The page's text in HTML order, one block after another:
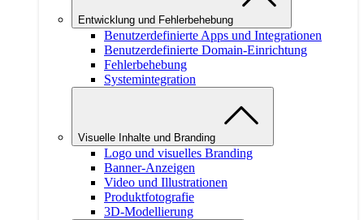
Entwicklung und Fehlerbehebung
Benutzerdefinierte Apps und Integrationen
Benutzerdefinierte Domain-Einrichtung
Fehlerbehebung
Systemintegration
Visuelle Inhalte und Branding
Logo und visuelles Branding
Banner-Anzeigen
Video und Illustrationen
Produktfotografie
3D-Modellierung